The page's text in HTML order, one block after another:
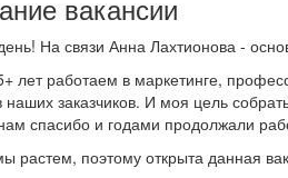
вакансии
На связи Анна Лахтионова -
лет работаем в маркетинге,
наших заказчиков. И моя цель
спасибо и годами продолжали
растем, поэтому открыта данная